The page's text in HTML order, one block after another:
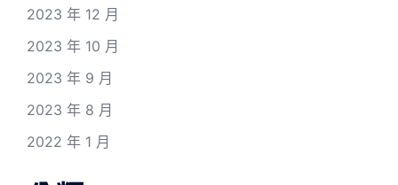
2023 年 12 月
2023 年 10 月
2023 年 9 月
2023 年 8 月
2022 年 1 月